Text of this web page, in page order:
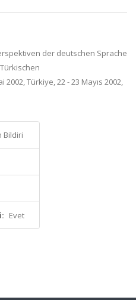
der deutschen Sprache
Türkiye, 22 - 23 Mayıs 2002,
Bildiri
Evet